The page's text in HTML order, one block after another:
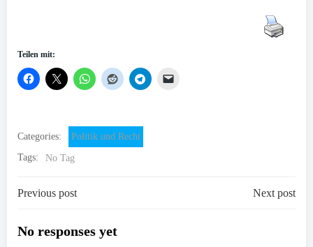
Teilen mit:
Categories:
Politik und Recht
Tags:
No Tag
Post
navigation
Previous post Next post
No responses yet